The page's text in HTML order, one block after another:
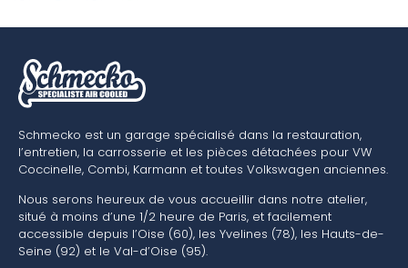
Schmecko est un garage spécialisé dans la restauration,
l’entretien, la carrosserie et les pièces détachées pour VW
Coccinelle, Combi, Karmann et toutes Volkswagen anciennes.
Nous serons heureux de vous accueillir dans notre atelier,
situé à moins d’une 1/2 heure de Paris, et facilement
accessible depuis l’Oise (60), les Yvelines (78), les Hauts-de-
Seine (92) et le Val-d’Oise (95).